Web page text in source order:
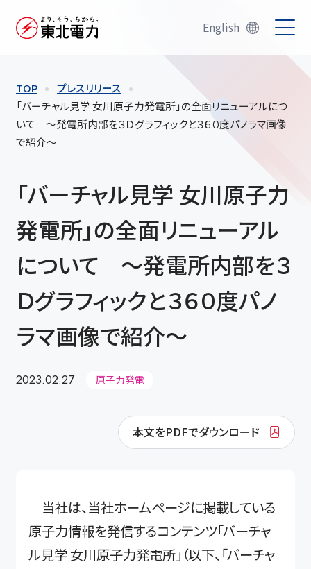
English
TOP
プレスリリース
「バーチャル見学 女川原子力発電所」の全面リニューアルにつ
いて ～発電所内部を３Ｄグラフィックと３６０度パノラマ画像
で紹介～
「バーチャル見学 女川原子力
発電所」の全面リニューアル
について ～発電所内部を３
Ｄグラフィックと３６０度パノ
ラマ画像で紹介～
2023.02.27 原子力発電
本文をPDFでダウンロード
当社は、当社ホームページに掲載している
原子力情報を発信するコンテンツ「バーチャ
ル見学 女川原子力発電所」（以下、「バーチャ